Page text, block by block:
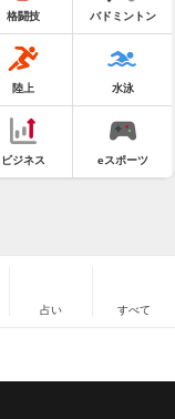
格闘技 バドミントン
陸上 水泳
ビジネス eスポーツ
占い すべて